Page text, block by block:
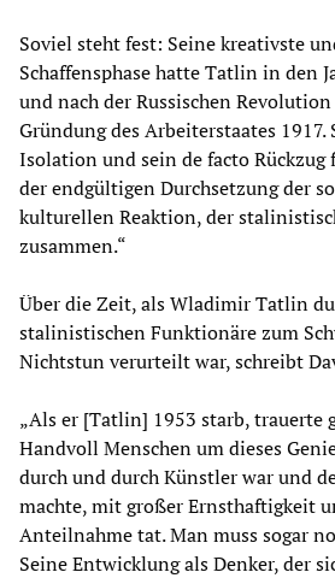
Soviel steht fest: Seine kreativste
Schaffensphase hatte Tatlin in den
und nach der Russischen
Gründung des Arbeiterstaates
Isolation und sein de facto
der endgültigen Durchsetzung der
kulturellen Reaktion, der
zusammen.“
Über die Zeit, als Wladimir Tatlin
stalinistischen Funktionäre zum
Nichtstun verurteilt war, schreibt
„Als er [Tatlin] 1953 starb, trauerte
Handvoll Menschen um dieses
durch und durch Künstler war und
machte, mit großer Ernsthaftigkeit
Anteilnahme tat. Man muss sogar
Seine Entwicklung als Denker, der